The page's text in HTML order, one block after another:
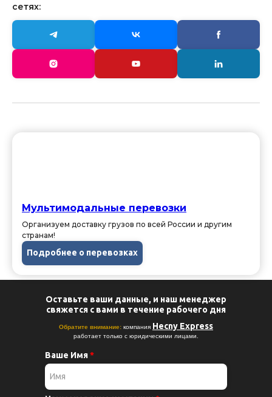
сетях:
Мультимодальные перевозки
Организуем доставку грузов по всей России и другим
странам!
Подробнее о перевозках